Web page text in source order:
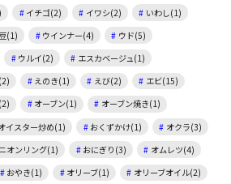
イチゴ(2) イワシ(2)
いわし(1)
(1) ウインナー(4)
ウド(5)
ウルイ(2)
エスカベージュ(1)
えのき(1) えび(2)
エビ(15)
オーブン(1)
オーブン焼き(1)
イスター炒め(1) おくずかけ(1)
オクラ(3)
オンリング(1) おにぎり(3)
オムレツ(4)
おやき(1) オリーブ(1)
オリーブオイル(2)